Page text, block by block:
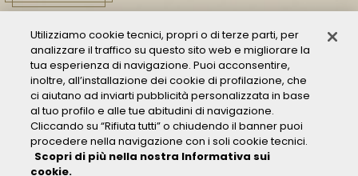
Consulta il Modello 231
Gestione delle segnalazioni - Whistleblowing
Condizioni Generali di Trasporto
Privacy policy
Utilizziamo cookie tecnici, propri o di terze parti, per
analizzare il traffico su questo sito web e migliorare la
tua esperienza di navigazione. Puoi acconsentire,
inoltre, all’installazione dei cookie di profilazione, che
ci aiutano ad inviarti pubblicità personalizzata in base
al tuo profilo e alle tue abitudini di navigazione.
Cliccando su “Rifiuta tutti” o chiudendo il banner puoi
procedere nella navigazione con i soli cookie tecnici.
Scopri di più nella nostra Informativa sui
cookie.